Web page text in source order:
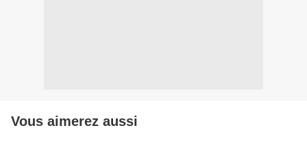
Vous aimerez aussi